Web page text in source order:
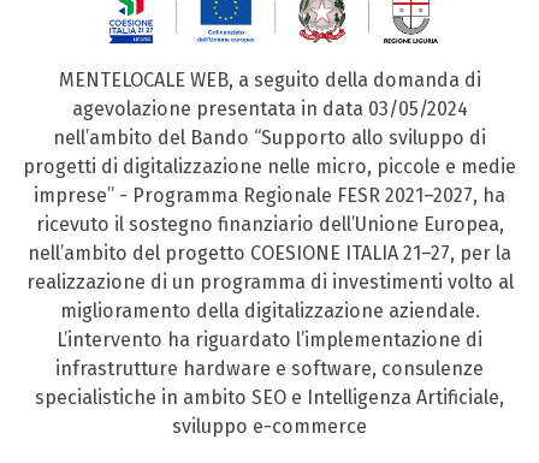
MENTELOCALE WEB, a seguito della domanda di
agevolazione presentata in data 03/05/2024
nell’ambito del Bando “Supporto allo sviluppo di
progetti di digitalizzazione nelle micro, piccole e medie
imprese” - Programma Regionale FESR 2021–2027, ha
ricevuto il sostegno finanziario dell’Unione Europea,
nell’ambito del progetto COESIONE ITALIA 21–27, per la
realizzazione di un programma di investimenti volto al
miglioramento della digitalizzazione aziendale.
L’intervento ha riguardato l’implementazione di
infrastrutture hardware e software, consulenze
specialistiche in ambito SEO e Intelligenza Artificiale,
sviluppo e-commerce